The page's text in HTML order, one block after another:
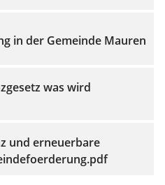
in der Gemeinde Mauren
was wird
und erneuerbare